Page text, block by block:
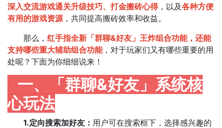
深入交流游戏通关升级技巧、打金搬砖心得，以及各种方便
有用的游戏资源，共同提高搬砖效率和收益。
那么， 红手指全新「群聊&好友」王炸组合功能，还能
支持哪些重大辅助组合功能，对于玩家们又有哪些重要的用
处呢？下面为你细细说来！
一、「群聊&好友」系统核
心玩法
1.定向搜索加好友： 用户可在搜索框下，选择感兴趣的